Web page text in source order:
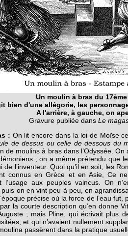
Un moulin à bras du
bien d'une allégorie, les
A l'arrière, à gauche, on
Gravure publiée dans Le
: On lit encore dans la loi de Moïse
de dessus ou celle de dessous du
de moulins à bras dans l’Odyssée.
; on a même prétendu que
de l’inventeur. Quoi qu’il en soit, les
connus en Grèce et en Asie, Ce
l’usage aux peuples vaincus. On
on en vint peu à peu, en
précise où la force de l’eau
la courte description qu’en donne
; mais Pline, qui écrivait plus
et qui n’avaient nullement
passèrent dans la pratique